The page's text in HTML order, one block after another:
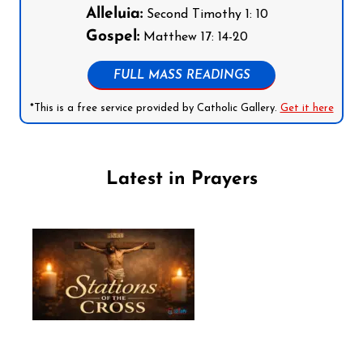
Alleluia:Second Timothy 1: 10
Gospel:Matthew 17: 14-20
FULL MASS READINGS
*This is a free service provided by Catholic Gallery. Get it here
Latest in Prayers